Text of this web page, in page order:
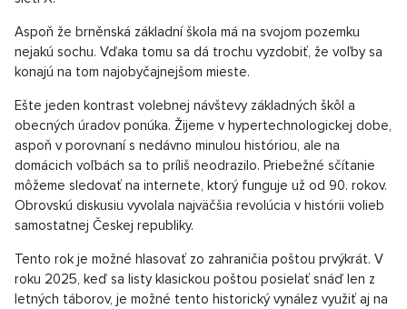
Aspoň že brněnská základní škola má na svojom pozemku
nejakú sochu. Vďaka tomu sa dá trochu vyzdobiť, že voľby sa
konajú na tom najobyčajnejšom mieste.
Ešte jeden kontrast volebnej návštevy základných škôl a
obecných úradov ponúka. Žijeme v hypertechnologickej dobe,
aspoň v porovnaní s nedávno minulou históriou, ale na
domácich voľbách sa to príliš neodrazilo. Priebežné sčítanie
môžeme sledovať na internete, ktorý funguje už od 90. rokov.
Obrovskú diskusiu vyvolala najväčšia revolúcia v histórii volieb
samostatnej Českej republiky.
Tento rok je možné hlasovať zo zahraničia poštou prvýkrát. V
roku 2025, keď sa listy klasickou poštou posielať snáď len z
letných táborov, je možné tento historický vynález využiť aj na